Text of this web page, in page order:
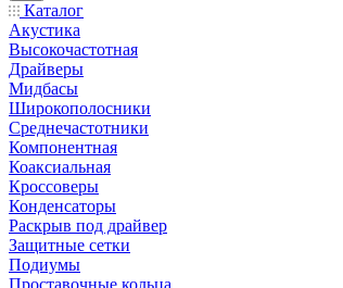
Каталог
Акустика
Высокочастотная
Драйверы
Мидбасы
Широкополосники
Среднечастотники
Компонентная
Коаксиальная
Кроссоверы
Конденсаторы
Раскрыв под драйвер
Защитные сетки
Подиумы
Проставочные кольца